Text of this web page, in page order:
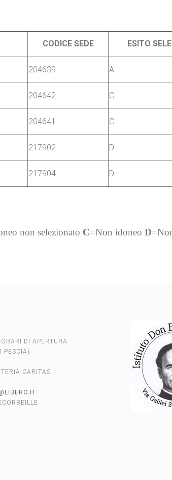
CODICE SEDE ESITO
204639 A
204642 C
204641 C
217902 D
217904 D
non selezionato C=Non idoneo D
DI APERTURA
PESCIA)
CARITAS